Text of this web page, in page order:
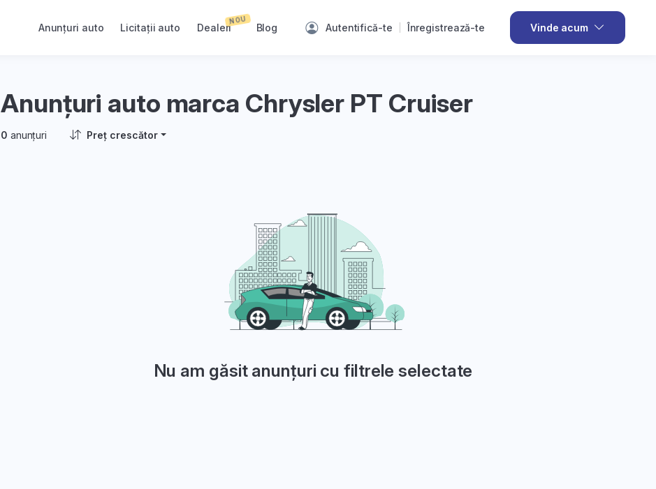
Anunțuri auto Licitații auto Dealeri
NOU
Blog Autentifică-te Înregistrează-te Vinde acum
Anunțuri auto marca Chrysler PT Cruiser
0 anunțuri Preț crescător
Nu am găsit anunțuri cu filtrele selectate